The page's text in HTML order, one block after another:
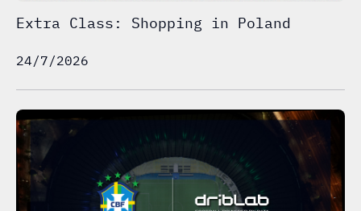
Extra Class: Shopping in Poland
24/7/2026